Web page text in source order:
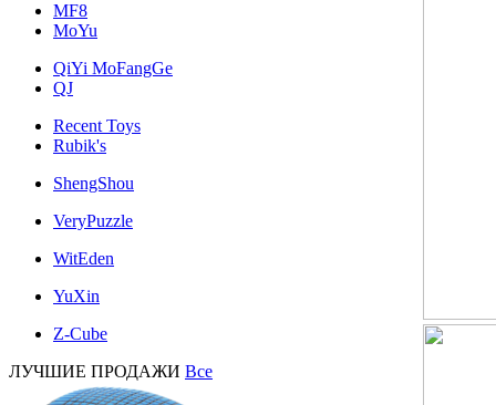
MF8
MoYu
QiYi MoFangGe
QJ
Recent Toys
Rubik's
ShengShou
VeryPuzzle
WitEden
YuXin
Z-Cube
ЛУЧШИЕ ПРОДАЖИ Все